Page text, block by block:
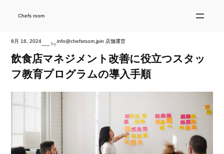
Chefs room
8月 16, 2024— byinfo@chefsroom.jpin 店舗運営
飲食店マネジメント改善に役立つスタッ
フ教育プログラムの導入手順